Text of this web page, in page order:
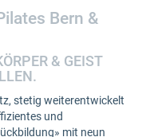
Bern &
& GEIST
stetig weiterentwickelt
und
mit neun